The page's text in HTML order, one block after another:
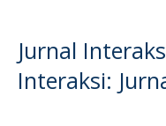
Jurnal
Interaksi: